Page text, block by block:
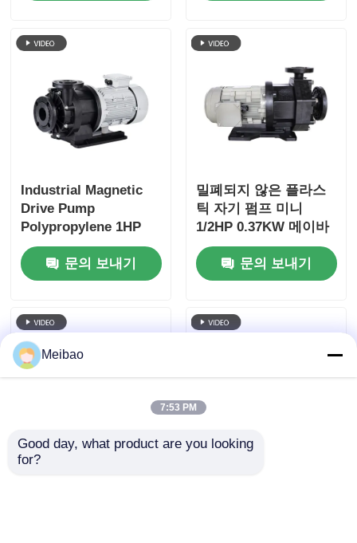
Industrial Magnetic
Drive Pump
Polypropylene 1HP
0.75KW Leak-Proof
Diluted Acid Transfer
Pump
문의 보내기
밀폐되지 않은 플라스
틱 자기 펌프 미니
1/2HP 0.37KW 메이바
오 고 경식 저항성 산류
전송
문의 보내기
Meibao
7:53 PM
Good day, what product are you looking
for?